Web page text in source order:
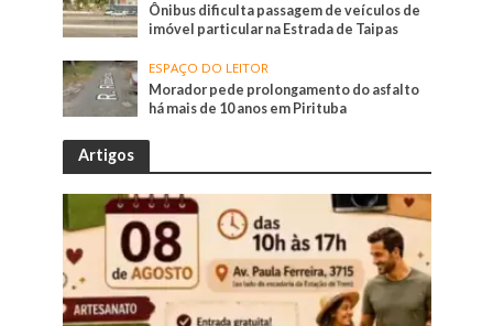
Ônibus dificulta passagem de veículos de
imóvel particular na Estrada de Taipas
ESPAÇO DO LEITOR
Morador pede prolongamento do asfalto
há mais de 10 anos em Pirituba
Artigos